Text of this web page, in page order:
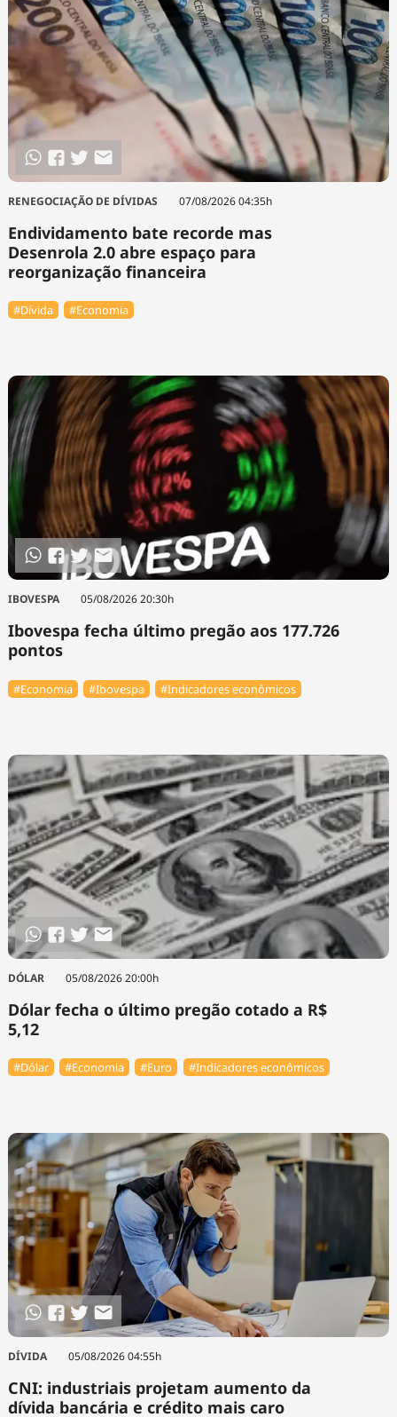
RENEGOCIAÇÃO DE DÍVIDAS 07/08/2026 04:35h
Endividamento bate recorde mas
Desenrola 2.0 abre espaço para
reorganização financeira
#Dívida #Economia
IBOVESPA 05/08/2026 20:30h
Ibovespa fecha último pregão aos 177.726
pontos
#Economia #Ibovespa #Indicadores econômicos
DÓLAR 05/08/2026 20:00h
Dólar fecha o último pregão cotado a R$
5,12
#Dólar #Economia #Euro #Indicadores econômicos
DÍVIDA 05/08/2026 04:55h
CNI: industriais projetam aumento da
dívida bancária e crédito mais caro